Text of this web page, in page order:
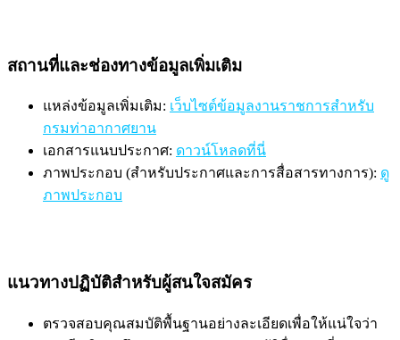
สถานที่และช่องทางข้อมูลเพิ่มเติม
แหล่งข้อมูลเพิ่มเติม: เว็บไซต์ข้อมูลงานราชการสำหรับ
กรมท่าอากาศยาน
เอกสารแนบประกาศ: ดาวน์โหลดที่นี่
ภาพประกอบ (สำหรับประกาศและการสื่อสารทางการ): ดู
ภาพประกอบ
แนวทางปฏิบัติสำหรับผู้สนใจสมัคร
ตรวจสอบคุณสมบัติพื้นฐานอย่างละเอียดเพื่อให้แน่ใจว่า